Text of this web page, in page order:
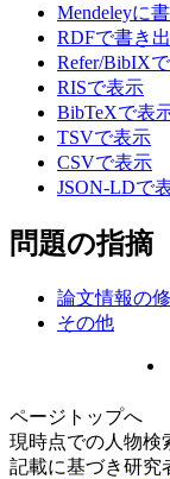
Mendeleyに
RDFで書き
Refer/BibIX
RISで表示
BibTeXで表
TSVで表示
CSVで表示
JSON-LDで
問題の指摘
論文情報の
その他
ページトップへ
現時点での人物検
記載に基づき研究